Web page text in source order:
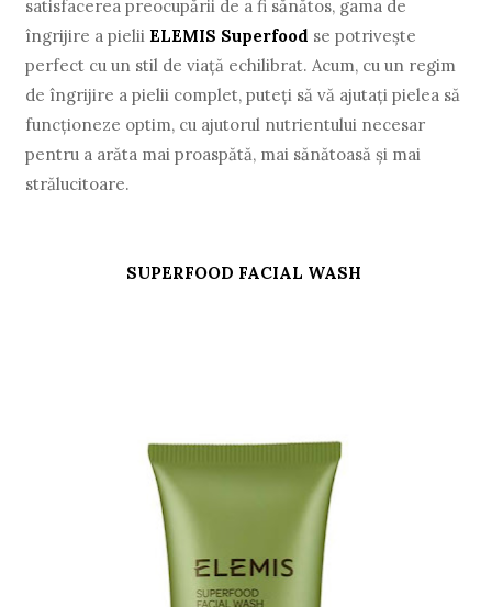
satisfacerea preocupării de a fi sănătos, gama de
îngrijire a pielii ELEMIS Superfood se potrivește
perfect cu un stil de viață echilibrat. Acum, cu un regim
de îngrijire a pielii complet, puteți să vă ajutați pielea să
funcționeze optim, cu ajutorul nutrientului necesar
pentru a arăta mai proaspătă, mai sănătoasă și mai
strălucitoare.
SUPERFOOD FACIAL WASH